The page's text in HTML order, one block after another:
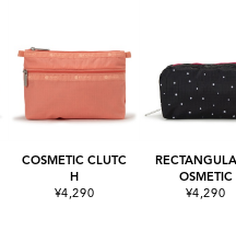
COSMETIC CLUTC
H
¥4,290
OSMETIC
¥4,290